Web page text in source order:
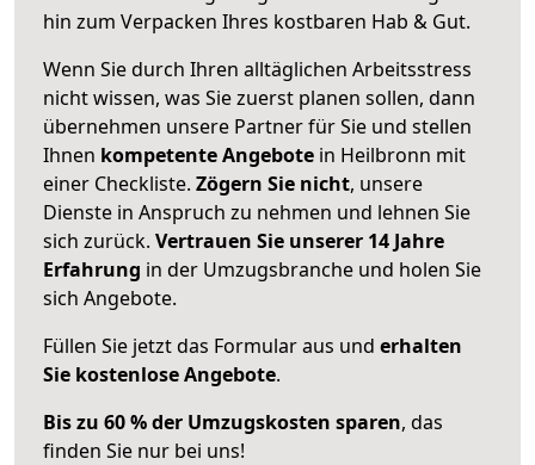
hin zum Verpacken Ihres kostbaren Hab & Gut.
Wenn Sie durch Ihren alltäglichen Arbeitsstress
nicht wissen, was Sie zuerst planen sollen, dann
übernehmen unsere Partner für Sie und stellen
Ihnen kompetente Angebote in Heilbronn mit
einer Checkliste. Zögern Sie nicht, unsere
Dienste in Anspruch zu nehmen und lehnen Sie
sich zurück. Vertrauen Sie unserer 14 Jahre
Erfahrung in der Umzugsbranche und holen Sie
sich Angebote.
Füllen Sie jetzt das Formular aus und erhalten
Sie kostenlose Angebote.
Bis zu 60 % der Umzugskosten sparen, das
finden Sie nur bei uns!